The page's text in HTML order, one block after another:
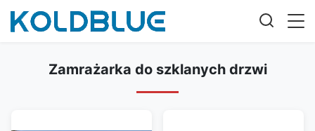
Zamrażarka do szklanych drzwi